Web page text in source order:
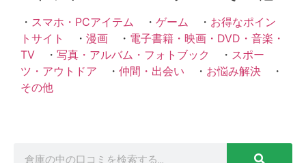
・ スマホ・PCアイテム ・ ゲーム ・ お得なポイン
トサイト
・ 漫画 ・ 電子書籍・映画・DVD・音楽・
TV ・ 写真・アルバム・フォトブック ・ スポー
ツ・アウトドア ・ 仲間・出会い ・ お悩み解決 ・
その他